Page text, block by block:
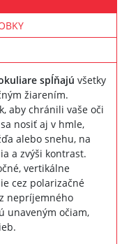
spĺňajú všetky
žiarením.
aby chránili vaše oči
nosiť aj v hmle,
alebo snehu, na
a zvýši kontrast.
vertikálne
cez polarizačné
nepríjemného
unaveným očiam,